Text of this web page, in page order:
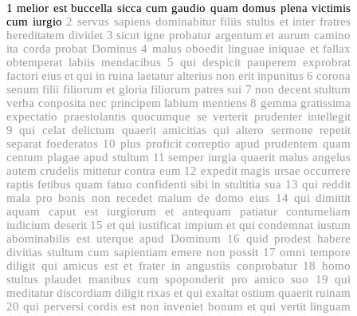
1 melior est buccella sicca cum gaudio quam domus plena victimis
cum iurgio 2 servus sapiens dominabitur filiis stultis et inter fratres
hereditatem dividet 3 sicut igne probatur argentum et aurum camino
ita corda probat Dominus 4 malus oboedit linguae iniquae et fallax
obtemperat labiis mendacibus
5 qui despicit pauperem exprobrat
factori eius et qui in ruina laetatur alterius non erit inpunitus 6 corona
senum filii filiorum et gloria filiorum patres sui 7 non decent stultum
verba conposita nec principem labium mentiens 8 gemma gratissima
expectatio praestolantis quocumque se verterit prudenter intellegit
9 qui celat delictum quaerit amicitias qui altero sermone repetit
separat foederatos 10 plus proficit correptio apud prudentem quam
centum plagae apud stultum 11 semper iurgia quaerit malus angelus
autem crudelis mittetur contra eum 12 expedit magis ursae occurrere
raptis fetibus quam fatuo confidenti sibi in stultitia sua 13 qui reddit
mala pro bonis non recedet malum de domo eius
14 qui dimittit
aquam caput est iurgiorum et antequam patiatur contumeliam
iudicium deserit 15 et qui iustificat impium et qui condemnat iustum
abominabilis est uterque apud Dominum
16 quid prodest habere
divitias stultum cum sapientiam emere non possit 17 omni tempore
diligit qui amicus est et frater in angustiis conprobatur 18 homo
stultus plaudet manibus cum spoponderit pro amico suo
19 qui
meditatur discordiam diligit rixas et qui exaltat ostium quaerit ruinam
20 qui perversi cordis est non inveniet bonum et qui vertit linguam